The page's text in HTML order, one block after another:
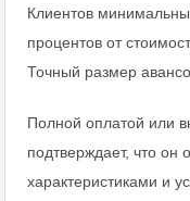
Клиентов
процентов от
Точный размер
Полной оплатой или
подтверждает, что он
характеристиками и